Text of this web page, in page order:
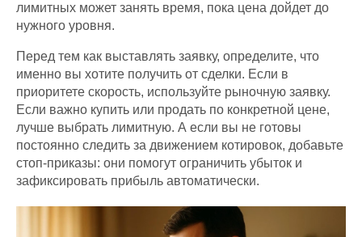
лимитных может занять время, пока цена дойдет до
нужного уровня.
Перед тем как выставлять заявку, определите, что
именно вы хотите получить от сделки. Если в
приоритете скорость, используйте рыночную заявку.
Если важно купить или продать по конкретной цене,
лучше выбрать лимитную. А если вы не готовы
постоянно следить за движением котировок, добавьте
стоп-приказы: они помогут ограничить убыток и
зафиксировать прибыль автоматически.